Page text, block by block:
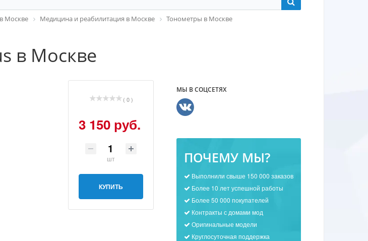
Москве Медицина и реабилитация в Москве
Тонометры в Москве
в Москве
( 0 )
3 150 руб.
шт
КУПИТЬ
МЫ В СОЦСЕТЯХ
ПОЧЕМУ МЫ?
Выполнили свыше 150 000 заказов
Более 10 лет успешной работы
Более 50 000 покупателей
Контракты с домами мод
Оригинальные модели
Круглосуточная поддержка